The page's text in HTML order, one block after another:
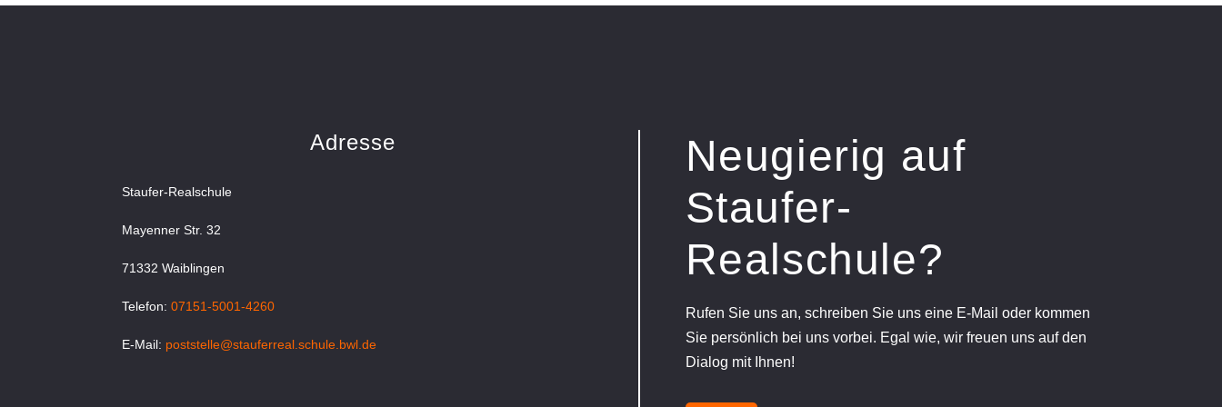
Adresse
Staufer-Realschule
Mayenner Str. 32
71332 Waiblingen
Telefon:07151-5001-4260
E-Mail: poststelle@stauferreal.schule.bwl.de
Neugierig auf
Staufer-
Realschule?
Rufen Sie uns an, schreiben Sie uns eine E-Mail oder kommen
Sie persönlich bei uns vorbei. Egal wie, wir freuen uns auf den
Dialog mit Ihnen!